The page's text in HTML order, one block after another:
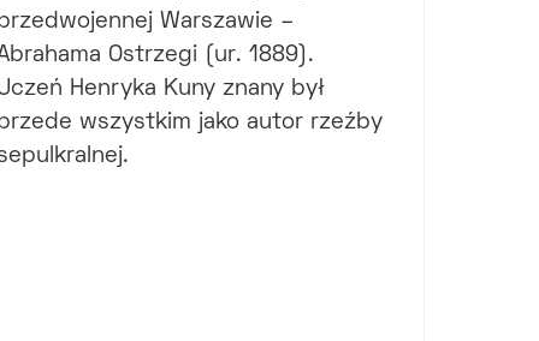
Warszawie –
Ostrzegi (ur. 1889).
Henryka Kuny znany był
wszystkim jako autor rzeźby